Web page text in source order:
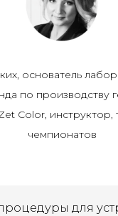
основатель
по производству
Color, инструктор,
чемпионатов
для